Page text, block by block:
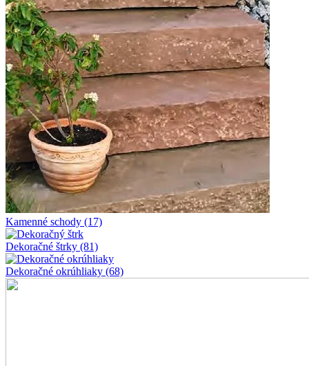
Kamenné schody (17)
Dekoračné štrky (81)
Dekoračné okrúhliaky (68)